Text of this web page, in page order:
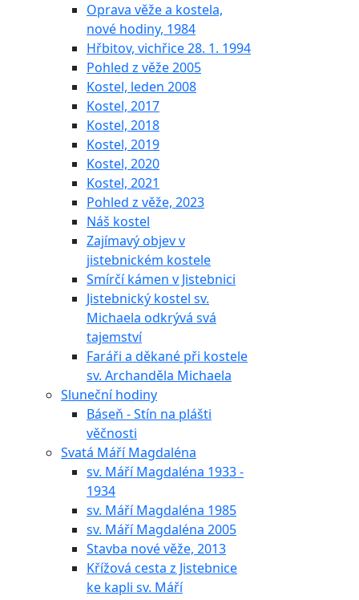
Oprava věže a kostela,
nové hodiny, 1984
Hřbitov, vichřice 28. 1. 1994
Pohled z věže 2005
Kostel, leden 2008
Kostel, 2017
Kostel, 2018
Kostel, 2019
Kostel, 2020
Kostel, 2021
Pohled z věže, 2023
Náš kostel
Zajímavý objev v
jistebnickém kostele
Smírčí kámen v Jistebnici
Jistebnický kostel sv.
Michaela odkrývá svá
tajemství
Faráři a děkané při kostele
sv. Archanděla Michaela
Sluneční hodiny
Báseň - Stín na plášti
věčnosti
Svatá Máří Magdaléna
sv. Máří Magdaléna 1933 -
1934
sv. Máří Magdaléna 1985
sv. Máří Magdaléna 2005
Stavba nové věže, 2013
Křížová cesta z Jistebnice
ke kapli sv. Máří